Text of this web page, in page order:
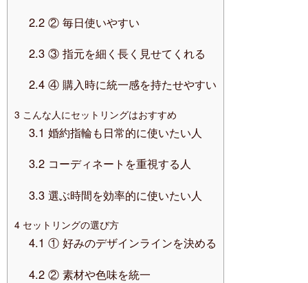
2.2② 毎日使いやすい
2.3③ 指元を細く長く見せてくれる
2.4④ 購入時に統一感を持たせやすい
3 こんな人にセットリングはおすすめ
3.1 婚約指輪も日常的に使いたい人
3.2コーディネートを重視する人
3.3選ぶ時間を効率的に使いたい人
4 セットリングの選び方
4.1 ① 好みのデザインラインを決める
4.2② 素材や色味を統一